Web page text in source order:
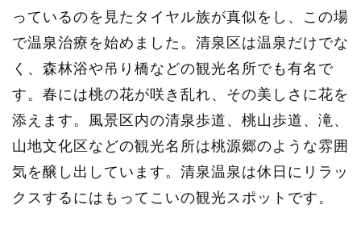
っているのを見たタイヤル族が真似をし、この場
で温泉治療を始めました。清泉区は温泉だけでな
く、森林浴や吊り橋などの観光名所でも有名で
す。春には桃の花が咲き乱れ、その美しさに花を
添えます。風景区内の清泉歩道、桃山歩道、滝、
山地文化区などの観光名所は桃源郷のような雰囲
気を醸し出しています。清泉温泉は休日にリラッ
クスするにはもってこいの観光スポットです。